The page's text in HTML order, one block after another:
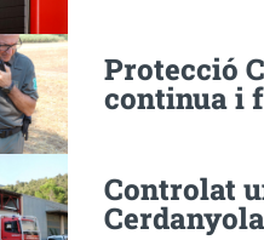
Protecció
continua i
Controlat